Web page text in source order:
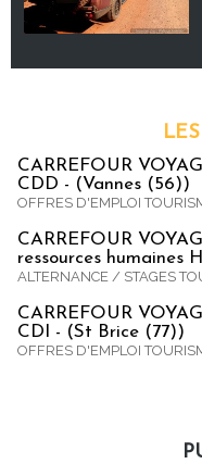
LES
CARREFOUR
CDD - (Vannes (56))
OFFRES D'EMPLOI
CARREFOUR
ressources humaines
ALTERNANCE / STAGES
CARREFOUR
CDI - (St Brice (77))
OFFRES D'EMPLOI